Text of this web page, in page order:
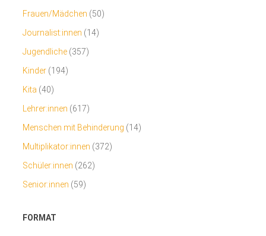
Frauen/Mädchen (50)
Journalist:innen (14)
Jugendliche (357)
Kinder (194)
Kita (40)
Lehrer:innen (617)
Menschen mit Behinderung (14)
Multiplikator:innen (372)
Schüler:innen (262)
Senior:innen (59)
FORMAT